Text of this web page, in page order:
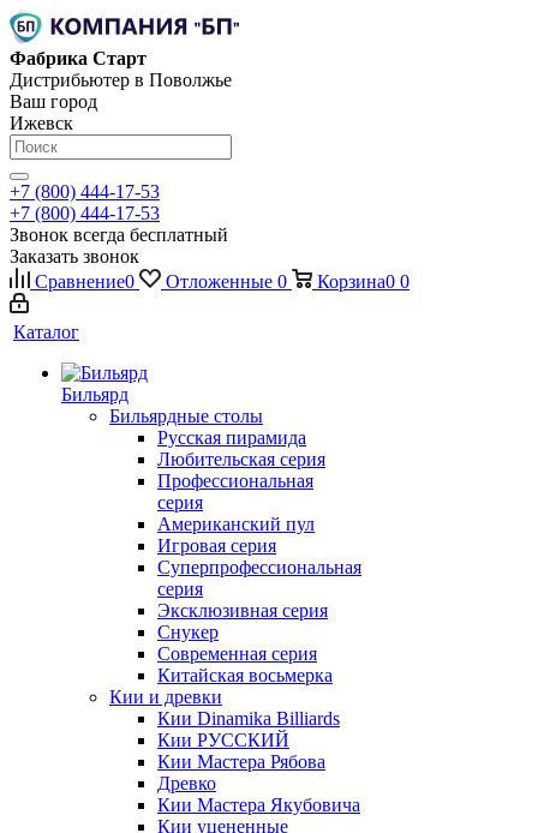
Фабрика Старт
Дистрибьютер в Поволжье
Ваш город
Ижевск
+7 (800) 444-17-53
+7 (800) 444-17-53
Звонок всегда бесплатный
Заказать звонок
Сравнение0 Отложенные 0 Корзина0 0
Каталог
Бильярд
Бильярдные столы
Русская пирамида
Любительская серия
Профессиональная
серия
Американский пул
Игровая серия
Суперпрофессиональная
серия
Эксклюзивная серия
Снукер
Современная серия
Китайская восьмерка
Кии и древки
Кии Dinamika Billiards
Кии РУССКИЙ
Кии Мастера Рябова
Древко
Кии Мастера Якубовича
Кии уцененные